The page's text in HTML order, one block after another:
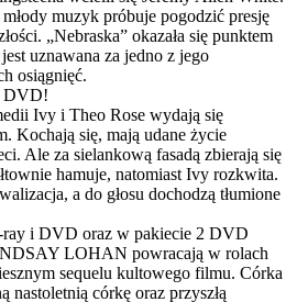
muzyk próbuje pogodzić presję
„Nebraska” okazała się punktem
uznawana za jedno z jego
osiągnięć.
DVD!
Ivy i Theo Rose wydają się
Kochają się, mają udane życie
Ale za sielankową fasadą zbierają się
hamuje, natomiast Ivy rozkwita.
a do głosu dochodzą tłumione
ray i DVD oraz w pakiecie 2 DVD
LOHAN powracają w rolach
sequelu kultowego filmu. Córka
nastoletnią córkę oraz przyszłą